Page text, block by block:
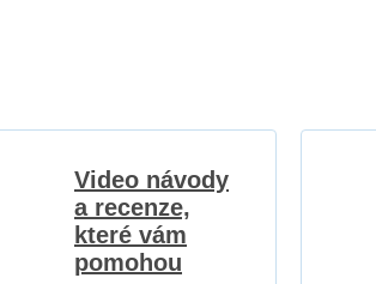
Video návody
a recenze,
které vám
pomohou